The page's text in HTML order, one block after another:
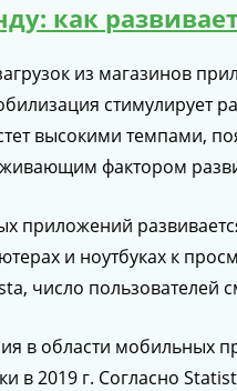
как
из магазинов
стимулирует
высокими темпами,
фактором
приложений
и ноутбуках к
число
в области мобильных
в 2019 г. Согласно